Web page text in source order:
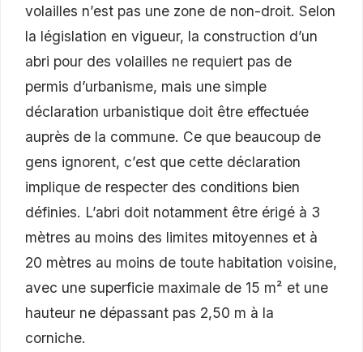
volailles n’est pas une zone de non-droit. Selon
la législation en vigueur, la construction d’un
abri pour des volailles ne requiert pas de
permis d’urbanisme, mais une simple
déclaration urbanistique doit être effectuée
auprès de la commune. Ce que beaucoup de
gens ignorent, c’est que cette déclaration
implique de respecter des conditions bien
définies. L’abri doit notamment être érigé à 3
mètres au moins des limites mitoyennes et à
20 mètres au moins de toute habitation voisine,
avec une superficie maximale de 15 m² et une
hauteur ne dépassant pas 2,50 m à la
corniche.